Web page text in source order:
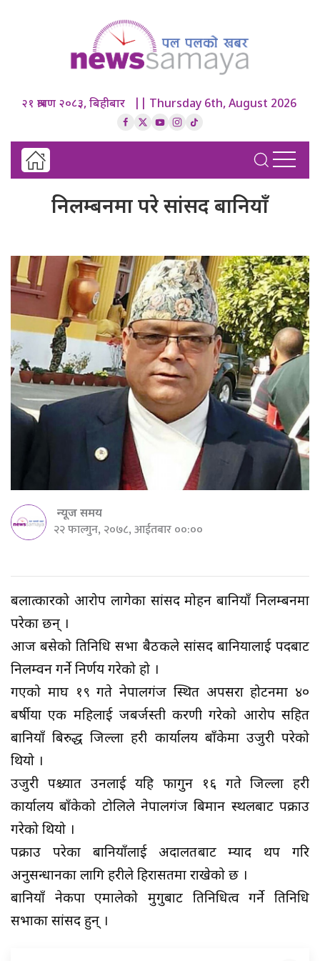
२१ श्रावण २०८३, बिहीबार || Thursday 6th, August 2026
निलम्बनमा परे सांसद बानियाँ
न्यूज समय
२२ फाल्गुन, २०७८, आईतबार ००:००
बलात्कारको आरोप लागेका सांसद मोहन बानियाँ निलम्बनमा
परेका छन् ।
आज बसेको प्रतिनिधि सभा बैठकले सांसद बानियालाई पदबाट
निलम्वन गर्ने निर्णय गरेको हो ।
गएको माघ १९ गते नेपालगंज स्थित अपसरा होटनमा ४०
बर्षीया एक महिलाई जबर्जस्ती करणी गरेको आरोप सहित
बानियाँ बिरुद्ध जिल्ला प्रहरी कार्यालय बाँकेमा उजुरी परेको
थियो ।
उजुरी पश्च्यात उनलाई यहि फागुन १६ गते जिल्ला प्रहरी
कार्यालय बाँकेको टोलिले नेपालगंज बिमान स्थलबाट पक्राउ
गरेको थियो ।
पक्राउ परेका बानियाँलाई अदालतबाट म्याद थप गरि
अनुसन्धानका लागि प्रहरीले हिरासतमा राखेको छ ।
बानियाँ नेकपा एमालेको मुगुबाट प्रतिनिधित्व गर्ने प्रतिनिधि
सभाका सांसद हुन् ।